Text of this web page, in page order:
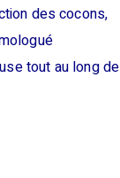
des cocons,
tout au long de